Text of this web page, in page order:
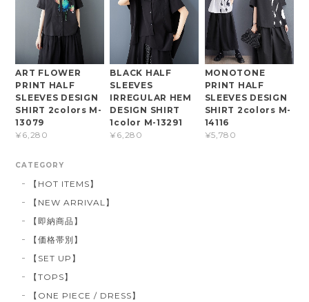
ART FLOWER
PRINT HALF
SLEEVES DESIGN
SHIRT 2colors M-
13079
¥6,280
BLACK HALF
SLEEVES
IRREGULAR HEM
DESIGN SHIRT
1color M-13291
¥6,280
MONOTONE
PRINT HALF
SLEEVES DESIGN
SHIRT 2colors M-
14116
¥5,780
CATEGORY
【HOT ITEMS】
【NEW ARRIVAL】
【即納商品】
【価格帯別】
【SET UP】
【TOPS】
【ONE PIECE / DRESS】